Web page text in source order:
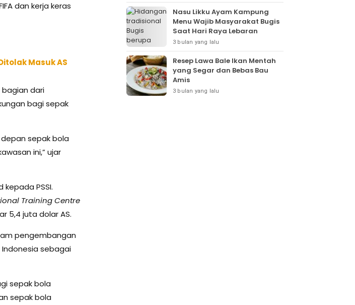
dan kerja keras
Masuk AS
bagian dari
bagi sepak
sepak bola
ini,” ujar
kepada PSSI.
Training Centre
5,4 juta dolar AS.
pengembangan
sebagai
sepak bola
sepak bola
Nasu Likku Ayam Kampung
Menu Wajib Masyarakat Bugis
Saat Hari Raya Lebaran
3 bulan yang lalu
Resep Lawa Bale Ikan Mentah
yang Segar dan Bebas Bau
Amis
3 bulan yang lalu